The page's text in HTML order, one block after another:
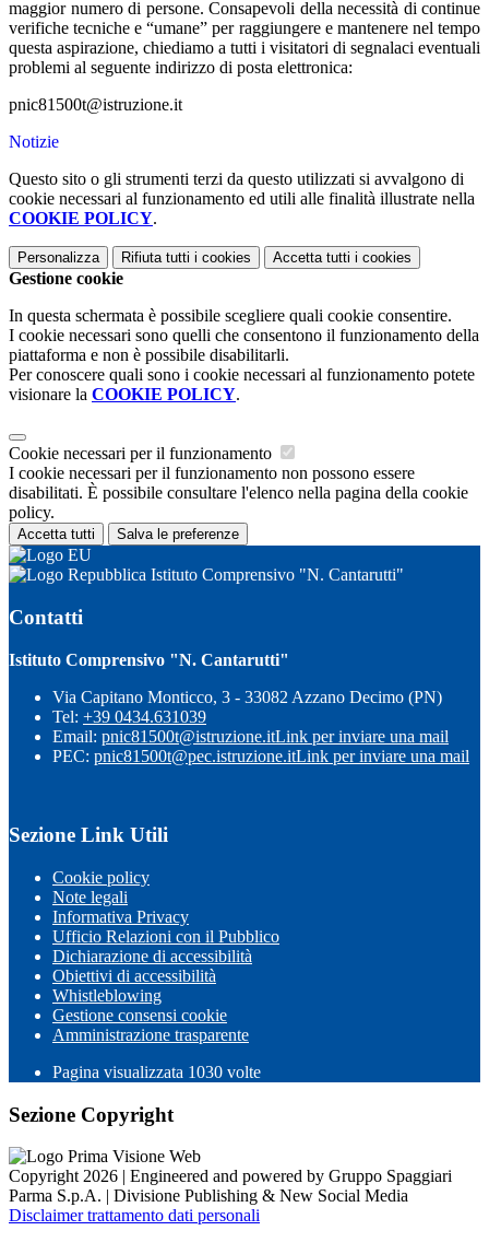
maggior numero di persone. Consapevoli della necessità di continue
verifiche tecniche e “umane” per raggiungere e mantenere nel tempo
questa aspirazione, chiediamo a tutti i visitatori di segnalaci eventuali
problemi al seguente indirizzo di posta elettronica:
pnic81500t@istruzione.it
Notizie
Questo sito o gli strumenti terzi da questo utilizzati si avvalgono di
cookie necessari al funzionamento ed utili alle finalità illustrate nella
COOKIE POLICY.
Personalizza Rifiuta tutti i cookies Accetta tutti i cookies
Gestione cookie
In questa schermata è possibile scegliere quali cookie consentire.
I cookie necessari sono quelli che consentono il funzionamento della
piattaforma e non è possibile disabilitarli.
Per conoscere quali sono i cookie necessari al funzionamento potete
visionare la COOKIE POLICY.
Cookie necessari per il funzionamento
I cookie necessari per il funzionamento non possono essere
disabilitati. È possibile consultare l'elenco nella pagina della cookie
policy.
Accetta tutti Salva le preferenze
Istituto Comprensivo "N. Cantarutti"
Contatti
Istituto Comprensivo "N. Cantarutti"
Via Capitano Monticco, 3 - 33082 Azzano Decimo (PN)
Tel: +39 0434.631039
Email: pnic81500t@istruzione.itLink per inviare una mail
PEC: pnic81500t@pec.istruzione.itLink per inviare una mail
Sezione Link Utili
Cookie policy
Note legali
Informativa Privacy
Ufficio Relazioni con il Pubblico
Dichiarazione di accessibilità
Obiettivi di accessibilità
Whistleblowing
Gestione consensi cookie
Amministrazione trasparente
Pagina visualizzata 1030 volte
Sezione Copyright
Copyright 2026 | Engineered and powered by Gruppo Spaggiari
Parma S.p.A. | Divisione Publishing & New Social Media
Disclaimer trattamento dati personali